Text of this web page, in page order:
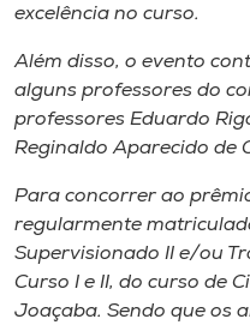
excelência no curso.
Além disso, o evento
alguns professores do
professores Eduardo
Reginaldo Aparecido de
Para concorrer ao
regularmente
Supervisionado II e/ou
Curso I e II, do curso de
Joaçaba. Sendo que os